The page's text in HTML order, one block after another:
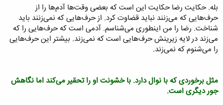
بله. حکایت رضا حکایت این است که بعضی وقت‌ها آدم‌ها را از
حرف‌هایی که می‌زنند نباید قضاوت کرد. از حرف‌هایی که نمی‌زنند باید
شناخت. رضا را من اینطوری می‌شناسم. آدمی است که حرف‌هایی را که
می‌زند در لایه زیرینش حرف‌هایی است که نمی‌زند. بیشتر این حرف‌هایی
را می‌شنوم که نمی‌زند.
مثل برخوردی که با نوال دارد. با خشونت او را تحقیر می‌کند اما نگاهش
جور دیگری است.